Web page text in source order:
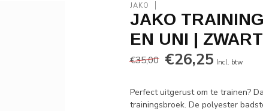
JAKO
JAKO
EN UNI |
€35,00 €26,25 Incl. btw
Perfect uitgerust om te trainen?
trainingsbroek. De polyester